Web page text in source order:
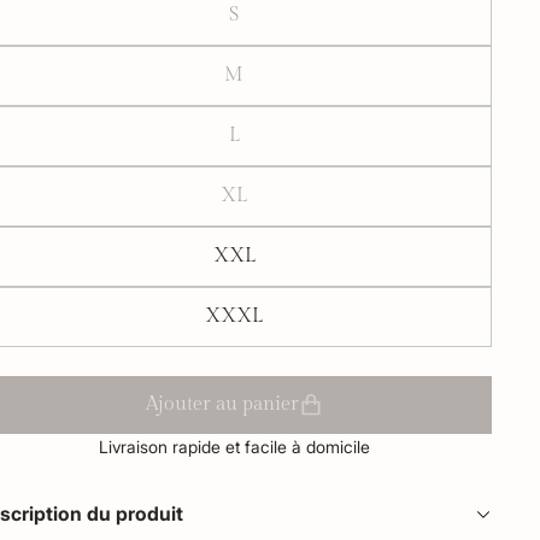
S
M
L
XL
XXL
XXXL
Ajouter au panier
Livraison rapide et facile à domicile
du produit